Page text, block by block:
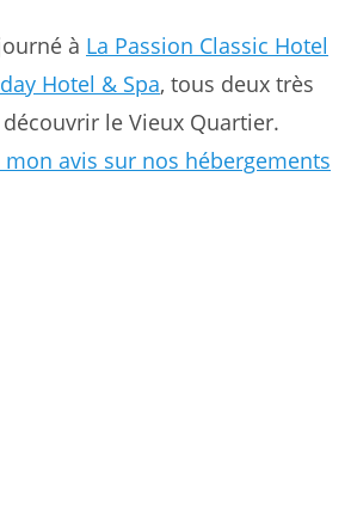
à La Passion Classic Hotel
Hotel & Spa, tous deux très
le Vieux Quartier.
mon avis sur nos hébergements